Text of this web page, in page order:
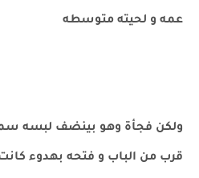
عمه و لحيته متوسطه
ولكن فجأة وهو بينضف لبسه
قرب من الباب و فتحه بهدوء